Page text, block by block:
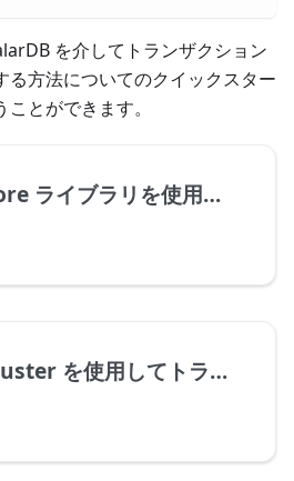
を介してトランザクション
る方法についてのクイックスター
とができます。
を使用してトランザクションを実行
用してトランザクションを実行